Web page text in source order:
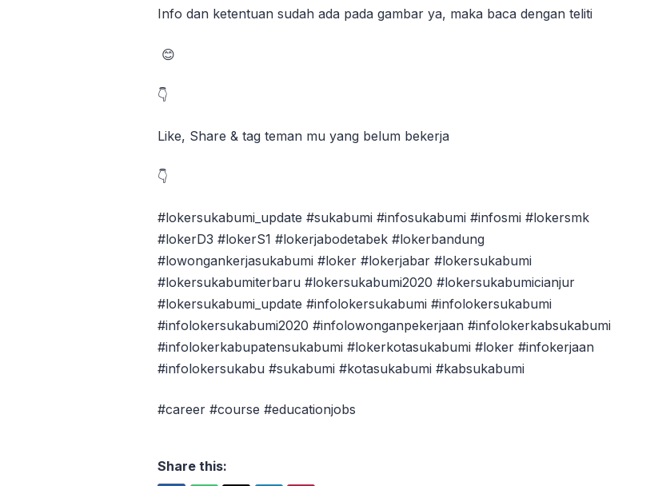
Info dan ketentuan sudah ada pada gambar ya, maka baca dengan teliti
😊
👇
Like, Share & tag teman mu yang belum bekerja
👇
#lokersukabumi_update #sukabumi #infosukabumi #infosmi #lokersmk
#lokerD3 #lokerS1 #lokerjabodetabek #lokerbandung
#lowongankerjasukabumi #loker #lokerjabar #lokersukabumi
#lokersukabumiterbaru #lokersukabumi2020 #lokersukabumicianjur
#lokersukabumi_update #infolokersukabumi #infolokersukabumi
#infolokersukabumi2020 #infolowonganpekerjaan #infolokerkabsukabumi
#infolokerkabupatensukabumi #lokerkotasukabumi #loker #infokerjaan
#infolokersukabu #sukabumi #kotasukabumi #kabsukabumi
#career #course #educationjobs
Share this: